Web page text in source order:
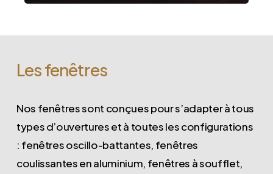
Lesfenêtres
Nos fenêtres sont conçues pour s’adapter à tous
types d’ouvertures et à toutes les configurations
: fenêtres oscillo-battantes, fenêtres
coulissantes en aluminium, fenêtres à soufflet,